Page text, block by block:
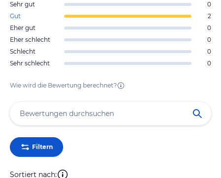
Sehr gut
0
Gut
2
Eher gut
0
Eher schlecht
0
Schlecht
0
Sehr schlecht
0
Wie wird die Bewertung berechnet?
Filtern
Sortiert nach: